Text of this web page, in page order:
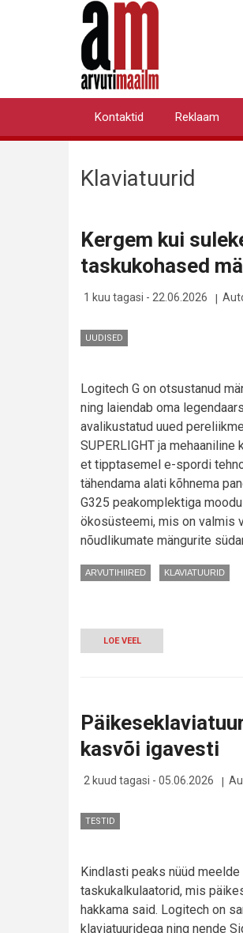
Primary
Kontaktid Reklaam
Klaviatuurid
Kergem kui
taskukohased
1 kuu tagasi - 22.06.2026
UUDISED
Logitech G on otsustanud
ning laiendab oma
avalikustatud uued
SUPERLIGHT ja
et tipptasemel e-spordi
tähendama alati kõhnema
G325 peakomplektiga
ökosüsteemi, mis on valmis
nõudlikumate mängurite
ARVUTIHIIRED KLAVIATUURID
LOE VEEL-
KERGEM
PAISKAB
UUED
TASKUKOHASED
MÄNGURIRELVAD
kasvõi igavesti
2 kuud tagasi - 05.06.2026
TESTID
Kindlasti peaks nüüd
taskukalkulaatorid, mis
hakkama said. Logitech on
klaviatuuridega ning nende